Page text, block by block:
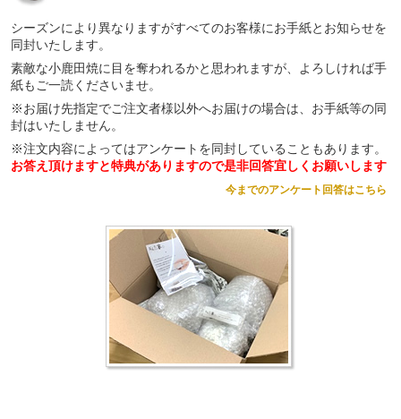
シーズンにより異なりますがすべてのお客様にお手紙とお知らせを
同封いたします。
素敵な小鹿田焼に目を奪われるかと思われますが、よろしければ手
紙もご一読くださいませ。
※お届け先指定でご注文者様以外へお届けの場合は、お手紙等の同
封はいたしません。
※注文内容によってはアンケートを同封していることもあります。
お答え頂けますと特典がありますので是非回答宜しくお願いします
今までのアンケート回答はこちら